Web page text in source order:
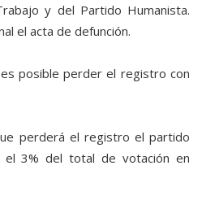
y del Partido Humanista.
el acta de defunción.
posible perder el registro con
perderá el registro el partido
el 3% del total de votación en